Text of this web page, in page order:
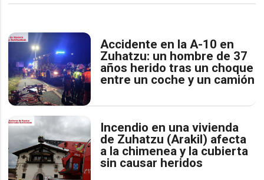
Accidente en la A-10 en
Zuhatzu: un hombre de 37
años herido tras un choque
entre un coche y un camión
Incendio en una vivienda
de Zuhatzu (Arakil) afecta
a la chimenea y la cubierta
sin causar heridos